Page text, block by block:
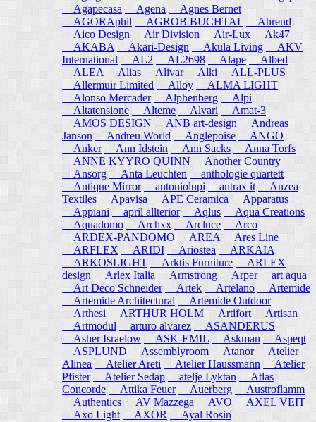
Agapecasa
Agena
Agnes Bernet
AGORAphil
AGROB BUCHTAL
Ahrend
Aico Design
Air Division Air-Lux
Ak47
AKABA
Akari-Design Akula Living
AKV
International
AL2 AL2698 Alape
Albed
ALEA
Alias Alivar Alki
ALL-PLUS
Allermuir Limited
Alloy
ALMA LIGHT
Alonso Mercader
Alphenberg
Alpi
Altatensione
Alteme Alvari
Amat-3
AMOS DESIGN
ANB art-design
Andreas
Janson
Andreu World Anglepoise
ANGO
Anker
Ann Idstein Ann Sacks
Anna Torfs
ANNE KYYRO QUINN
Another Country
Ansorg
Anta Leuchten
anthologie quartett
Antique Mirror
antoniolupi antrax it
Anzea
Textiles
Apavisa APE Ceramica
Apparatus
Appiani
april allterior Aqlus Aqua Creations
Aquadomo
Archxx Arcluce
Arco
ARDEX-PANDOMO
AREA
Ares Line
ARFLEX
ARIDI Ariostea
ARKAIA
ARKOSLIGHT
Arktis Furniture
ARLEX
design
Arlex Italia Armstrong Arper
art aqua
Art Deco Schneider
Artek Artelano
Artemide
Artemide Architectural
Artemide Outdoor
Arthesi
ARTHUR HOLM Artifort
Artisan
Artmodul
arturo alvarez
ASANDERUS
Asher Israelow
ASK-EMIL Askman
Aspeqt
ASPLUND
Assemblyroom Atanor
Atelier
Alinea
Atelier Areti Atelier Haussmann
Atelier
Pfister
Atelier Sedap atelje Lyktan
Atlas
Concorde
Attika Feuer Auerberg
Austroflamm
Authentics
AV Mazzega AVO
AXEL VEIT
Axo Light
AXOR Ayal Rosin